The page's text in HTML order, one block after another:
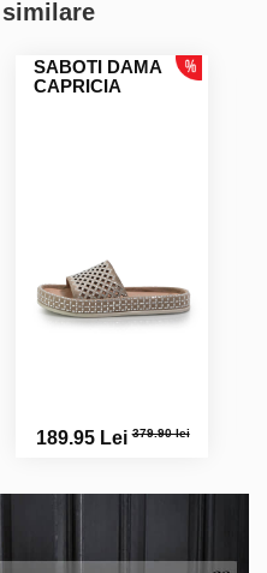
SABOTI DAMA
CAPRICIA
189.95 Lei379.90 lei